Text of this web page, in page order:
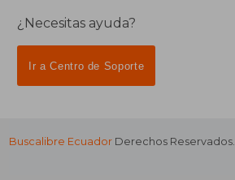
¿Necesitas ayuda?
Ir a Centro de Soporte
Buscalibre Ecuador Derechos Reservados.